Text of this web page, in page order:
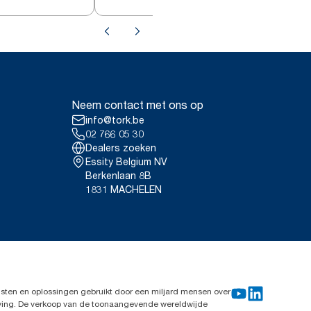
Neem contact met ons op
info@tork.be
02 766 05 30
Dealers zoeken
Essity Belgium NV
Berkenlaan 8B
1831 MACHELEN
en oplossingen gebruikt door een miljard mensen over
De verkoop van de toonaangevende wereldwijde